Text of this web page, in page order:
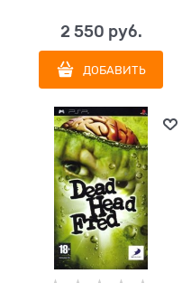
2 550 руб.
ДОБАВИТЬ